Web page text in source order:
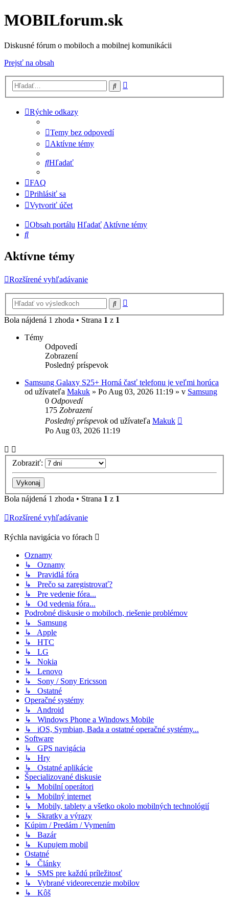
MOBILforum.sk
Diskusné fórum o mobiloch a mobilnej komunikácii
Prejsť na obsah
Hľadať
Rýchle odkazy
Temy bez odpovedí
Aktívne témy
Hľadať
FAQ
Prihlásiť sa
Vytvoriť účet
Obsah portálu HľadaťAktívne témy
Hľadať
Aktívne témy
Rozšírené vyhľadávanie
Hľadať
Bola nájdená 1 zhoda • Strana 1 z 1
Témy
Odpovedí
Zobrazení
Posledný príspevok
Samsung Galaxy S25+ Horná časť telefonu je veľmi horúca
od užívateľa Makuk » Po Aug 03, 2026 11:19 » v Samsung
0 Odpovedí
175 Zobrazení
Posledný príspevokod užívateľa Makuk
Po Aug 03, 2026 11:19
Zobraziť:
Bola nájdená 1 zhoda • Strana 1 z 1
Rozšírené vyhľadávanie
Rýchla navigácia vo fórach
Oznamy
↳ Oznamy
↳ Pravidlá fóra
↳ Prečo sa zaregistrovať?
↳ Pre vedenie fóra...
↳ Od vedenia fóra...
Podrobné diskusie o mobiloch, riešenie problémov
↳ Samsung
↳ Apple
↳ HTC
↳ LG
↳ Nokia
↳ Lenovo
↳ Sony / Sony Ericsson
↳ Ostatné
Operačné systémy
↳ Android
↳ Windows Phone a Windows Mobile
↳ iOS, Symbian, Bada a ostatné operačné systémy...
Software
↳ GPS navigácia
↳ Hry
↳ Ostatné aplikácie
Špecializované diskusie
↳ Mobilní operátori
↳ Mobilný internet
↳ Mobily, tablety a všetko okolo mobilných technológií
↳ Skratky a výrazy
Kúpim / Predám / Vymením
↳ Bazár
↳ Kupujem mobil
Ostatné
↳ Články
↳ SMS pre každú príležitosť
↳ Vybrané videorecenzie mobilov
↳ Kôš